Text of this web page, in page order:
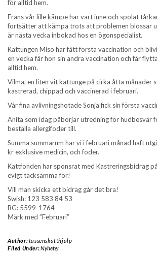
för alltid hem.
Frans vår lille kämpe har vart inne och spolat
fortsätter att kämpa trots att problemen blossar
är nästa vecka inbokad hos en ögonspecialist.
Kattungen Miso har fått första vaccination och
en vecka får hon sin andra vaccination och får
alltid hem.
Vilma, en liten vit kattunge på cirka åtta månader
kastrerad, chippad och vaccinerad i februari.
Vår fina avlivningshotade Sonja fick sin första
Anita som idag påbörjar utredning för hudbesvär
beställa allergifoder till.
Summa summarum har vi i februari månad haft
kr exklusive medicin, och foder.
Kattfonden har sponsrat med Kastreringsbidrag
evigt tacksamma för!
Vill man skicka ett bidrag går det bra!
Swish: 123 583 84 53
BG: 5599-1764
Märk med ”Februari”
Author:tassenskatthjälp
Filed Under:Nyheter